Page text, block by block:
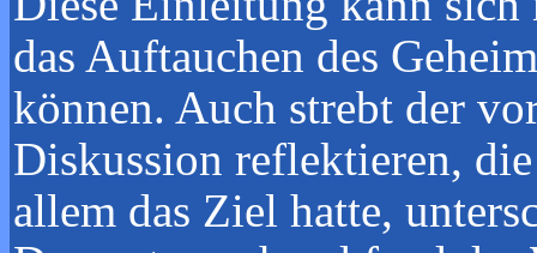
das Auftauchen des
können. Auch strebt der
Diskussion reflektieren,
allem das Ziel hatte,